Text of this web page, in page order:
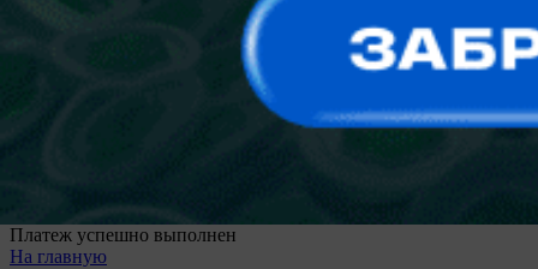
Платеж успешно выполнен
На главную